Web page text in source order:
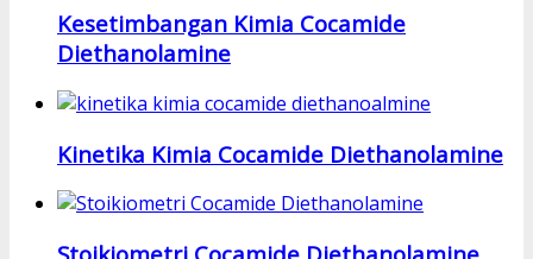
Kesetimbangan Kimia Cocamide
Diethanolamine
Kinetika Kimia Cocamide Diethanolamine